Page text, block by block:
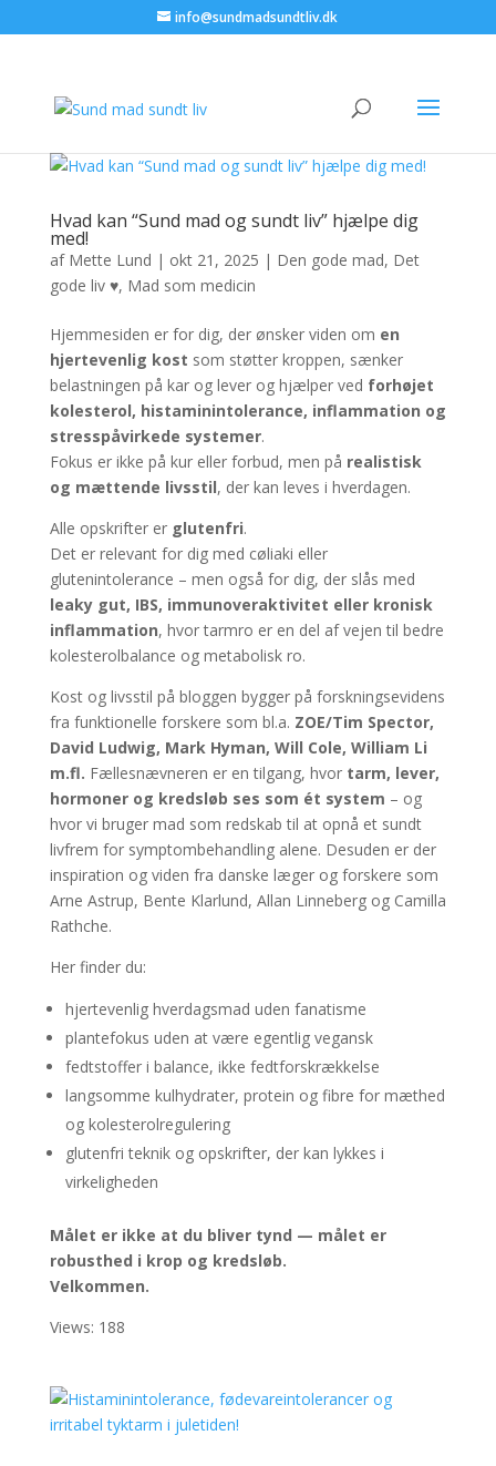
info@sundmadsundtliv.dk
Hvad kan “Sund mad og sundt liv” hjælpe dig
med!
af Mette Lund | okt 21, 2025 | Den gode mad, Det
gode liv ♥, Mad som medicin
Hjemmesiden er for dig, der ønsker viden om en
hjertevenlig kost som støtter kroppen, sænker
belastningen på kar og lever og hjælper ved forhøjet
kolesterol, histaminintolerance, inflammation og
stresspåvirkede systemer.
Fokus er ikke på kur eller forbud, men på realistisk
og mættende livsstil, der kan leves i hverdagen.
Alle opskrifter er glutenfri.
Det er relevant for dig med cøliaki eller
glutenintolerance – men også for dig, der slås med
leaky gut, IBS, immunoveraktivitet eller kronisk
inflammation, hvor tarmro er en del af vejen til bedre
kolesterolbalance og metabolisk ro.
Kost og livsstil på bloggen bygger på forskningsevidens
fra funktionelle forskere som bl.a. ZOE/Tim Spector,
David Ludwig, Mark Hyman, Will Cole, William Li
m.fl. Fællesnævneren er en tilgang, hvor tarm, lever,
hormoner og kredsløb ses som ét system – og
hvor vi bruger mad som redskab til at opnå et sundt
livfrem for symptombehandling alene. Desuden er der
inspiration og viden fra danske læger og forskere som
Arne Astrup, Bente Klarlund, Allan Linneberg og Camilla
Rathche.
Her finder du:
hjertevenlig hverdagsmad uden fanatisme
plantefokus uden at være egentlig vegansk
fedtstoffer i balance, ikke fedtforskrækkelse
langsomme kulhydrater, protein og fibre for mæthed
og kolesterolregulering
glutenfri teknik og opskrifter, der kan lykkes i
virkeligheden
Målet er ikke at du bliver tynd — målet er
robusthed i krop og kredsløb.
Velkommen.
Views: 188